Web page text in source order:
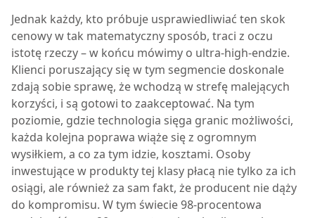
Jednak każdy, kto próbuje usprawiedliwiać ten skok
cenowy w tak matematyczny sposób, traci z oczu
istotę rzeczy – w końcu mówimy o ultra-high-endzie.
Klienci poruszający się w tym segmencie doskonale
zdają sobie sprawę, że wchodzą w strefę malejących
korzyści, i są gotowi to zaakceptować. Na tym
poziomie, gdzie technologia sięga granic możliwości,
każda kolejna poprawa wiąże się z ogromnym
wysiłkiem, a co za tym idzie, kosztami. Osoby
inwestujące w produkty tej klasy płacą nie tylko za ich
osiągi, ale również za sam fakt, że producent nie dąży
do kompromisu. W tym świecie 98-procentowa